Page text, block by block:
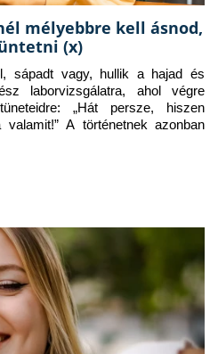
mélyebbre kell ásnod,
(x)
sápadt vagy, hullik a hajad és
laborvizsgálatra, ahol végre
„Hát persze, hiszen
A történetnek azonban